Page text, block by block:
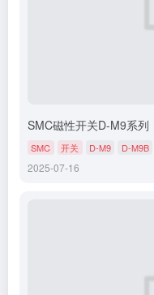
SMC磁性开关D-M9系列
SMC 开关 D-M9 D-M9B
2025-07-16